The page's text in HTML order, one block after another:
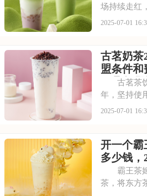
场持续走红
和丰富的产
投资者心动
蜜雪冰城需
面就来看看
2025-07-01
古茗奶茶
盟条件和
要具备
古茗茶饮
年，坚持使
调配每一杯
力，不少投
么，加盟古
呢？下面就
2025-07-01
开一个霸
多少钱，
用明细
霸王茶姬
茶，将东方